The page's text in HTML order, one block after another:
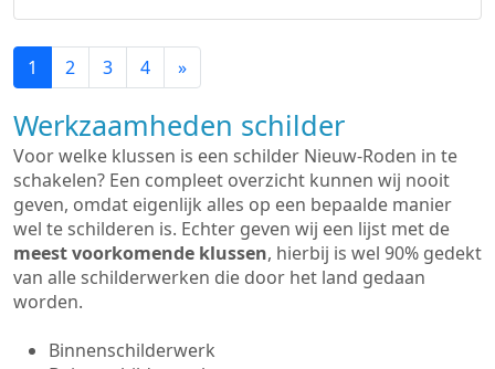
1 2 3 4 »
Werkzaamheden schilder
Voor welke klussen is een schilder Nieuw-Roden in te
schakelen? Een compleet overzicht kunnen wij nooit
geven, omdat eigenlijk alles op een bepaalde manier
wel te schilderen is. Echter geven wij een lijst met de
meest voorkomende klussen, hierbij is wel 90% gedekt
van alle schilderwerken die door het land gedaan
worden.
Binnenschilderwerk